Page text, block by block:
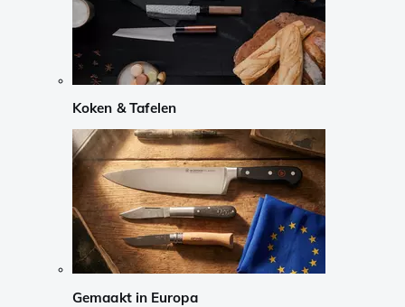
Koken & Tafelen
Gemaakt in Europa